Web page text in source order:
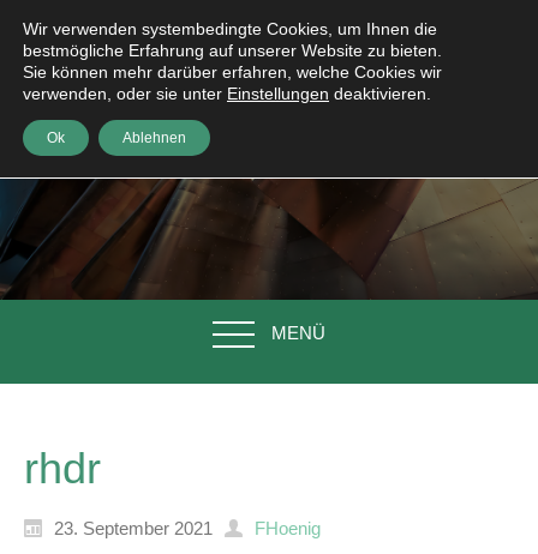
MENÜ
rhdr
23. September 2021 FHoenig
Wir verwenden systembedingte Cookies, um Ihnen die
bestmögliche Erfahrung auf unserer Website zu bieten.
Sie können mehr darüber erfahren, welche Cookies wir
verwenden, oder sie unter Einstellungen deaktivieren.
Ok Ablehnen